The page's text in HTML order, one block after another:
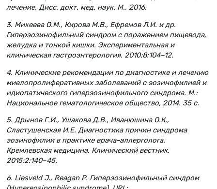
лечение. Дисс. докт. мед. наук. М., 2016.
3. Михеева О.М., Кирова М.В., Ефремов Л.И. и др.
Гиперэозинофильный синдром с поражением пищевода,
желудка и тонкой кишки. Экспериментальная и
клиническая гастроэнтерология. 2010;8:104–12.
4. Клинические рекомендации по диагностике и лечению
миелопролиферативных заболеваний с эозинофилией и
идиопатического гиперэозинофильного синдрома. М.:
Национальное гематологическое общество, 2014. 35 с.
5. Дрынов Г.И., Ушакова Д.В., Иванюшина О.К.,
Сластушенская И.Е. Диагностика причин синдрома
эозинофилии в практике врача-аллерголога.
Кремлевская медицина. Клинический вестник,
2015;2:140–45.
6. Liesveld J., Reagan P. Гиперэозинофильный синдром